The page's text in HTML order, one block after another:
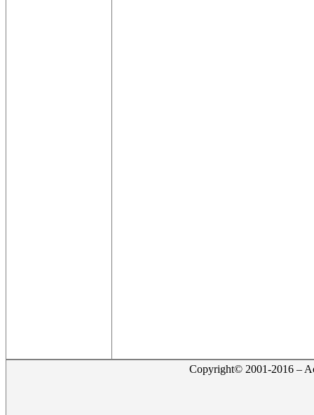
Copyright© 2001-2016 –